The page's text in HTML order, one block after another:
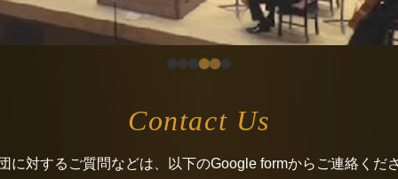
Contact Us
に対するご質問などは、以下のGoogle formからご連絡くだ